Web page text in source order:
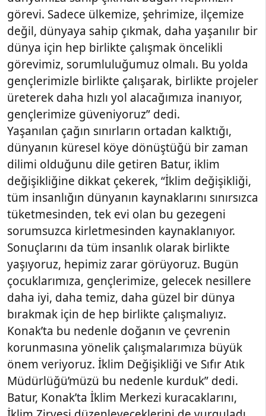
görevi. Sadece ülkemize, şehrimize, ilçemize
değil, dünyaya sahip çıkmak, daha yaşanılır bir
dünya için hep birlikte çalışmak öncelikli
görevimiz, sorumluluğumuz olmalı. Bu yolda
gençlerimizle birlikte çalışarak, birlikte projeler
üreterek daha hızlı yol alacağımıza inanıyor,
gençlerimize güveniyoruz” dedi.
Yaşanılan çağın sınırların ortadan kalktığı,
dünyanın küresel köye dönüştüğü bir zaman
dilimi olduğunu dile getiren Batur, iklim
değişikliğine dikkat çekerek, “İklim değişikliği,
tüm insanlığın dünyanın kaynaklarını sınırsızca
tüketmesinden, tek evi olan bu gezegeni
sorumsuzca kirletmesinden kaynaklanıyor.
Sonuçlarını da tüm insanlık olarak birlikte
yaşıyoruz, hepimiz zarar görüyoruz. Bugün
çocuklarımıza, gençlerimize, gelecek nesillere
daha iyi, daha temiz, daha güzel bir dünya
bırakmak için de hep birlikte çalışmalıyız.
Konak’ta bu nedenle doğanın ve çevrenin
korunmasına yönelik çalışmalarımıza büyük
önem veriyoruz. İklim Değişikliği ve Sıfır Atık
Müdürlüğü’müzü bu nedenle kurduk” dedi.
Batur, Konak’ta İklim Merkezi kuracaklarını,